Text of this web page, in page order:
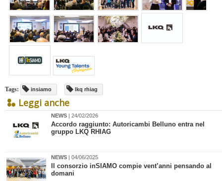
Tags: insiamo lkq rhiag
Leggi anche
NEWS | 24/02/2026
​Accordo raggiunto: Autoricambi Belluno entra nel
gruppo LKQ RHIAG
NEWS | 04/06/2025
​Il consorzio inSIAMO compie vent’anni pensando al
domani